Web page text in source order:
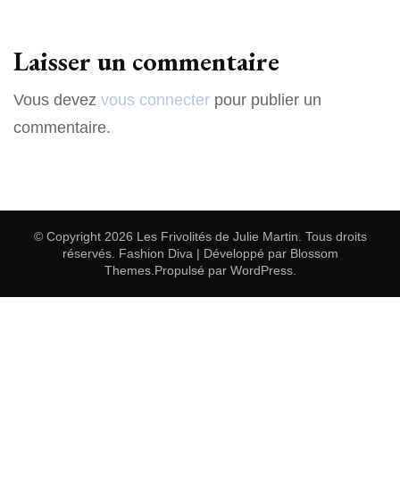
Laisser un commentaire
Vous devez vous connecter pour publier un
commentaire.
© Copyright 2026 Les Frivolités de Julie Martin. Tous droits
réservés. Fashion Diva | Développé par Blossom
Themes.Propulsé par WordPress.